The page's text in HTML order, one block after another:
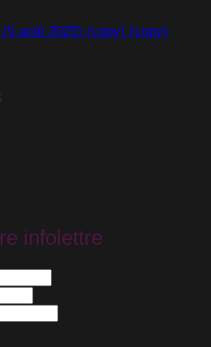
août 2025) (copy) (copy)
infolettre